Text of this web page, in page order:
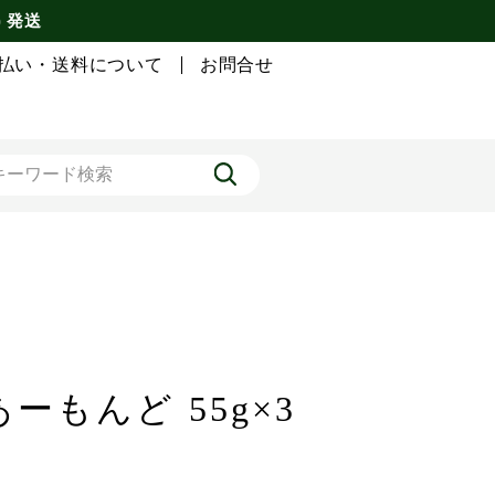
発送
い・送料について お問合せ
ーもんど 55g×3